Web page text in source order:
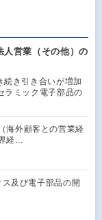
人営業（その他）の
き引き合いが増加
ラミック電子部品の
海外顧客との営業経
経…
及び電子部品の開